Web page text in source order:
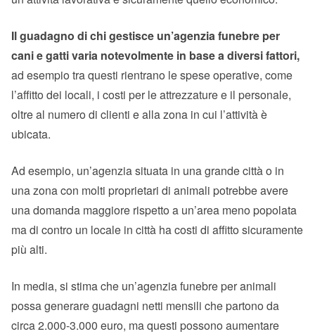
Il guadagno di chi gestisce un’agenzia funebre per
cani e gatti varia notevolmente in base a diversi fattori,
ad esempio tra questi rientrano le spese operative, come
l’affitto dei locali, i costi per le attrezzature e il personale,
oltre al numero di clienti e alla zona in cui l’attività è
ubicata.
Ad esempio, un’agenzia situata in una grande città o in
una zona con molti proprietari di animali potrebbe avere
una domanda maggiore rispetto a un’area meno popolata
ma di contro un locale in città ha costi di affitto sicuramente
più alti.
In media, si stima che un’agenzia funebre per animali
possa generare guadagni netti mensili che partono da
circa 2.000-3.000 euro, ma questi possono aumentare